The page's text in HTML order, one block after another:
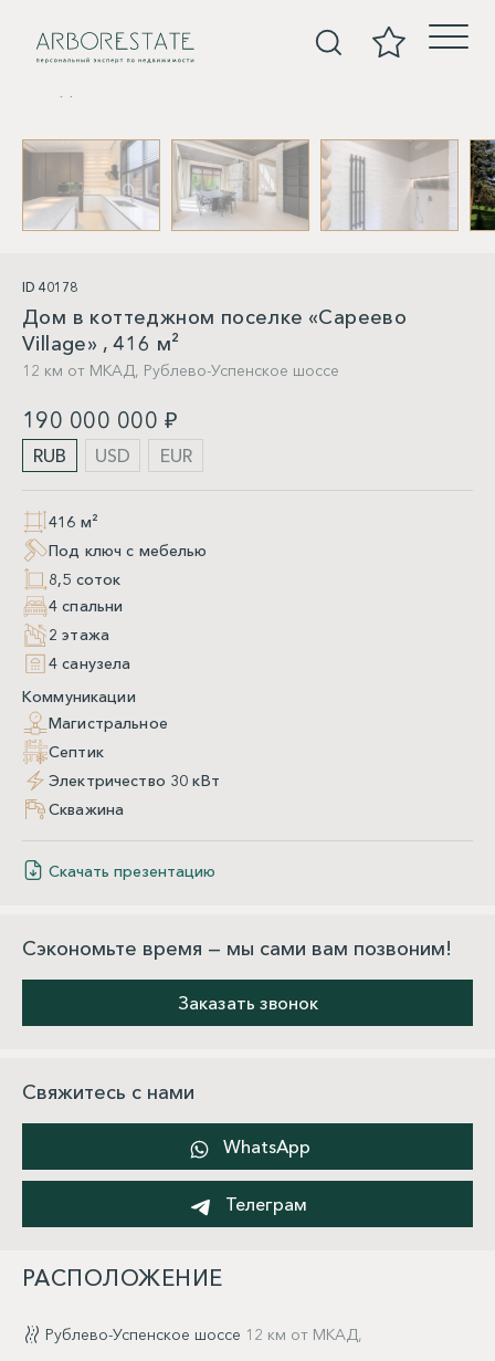
ID 40178
Дом в коттеджном поселке «Сареево
Village» , 416 м²
12 км от МКАД, Рублево-Успенское шоссе
190 000 000 ₽
RUB USD EUR
416 м²
Под ключ с мебелью
8,5 соток
4 спальни
2 этажа
4 санузела
Коммуникации
Магистральное
Септик
Электричество 30 кВт
Скважина
Скачать презентацию
Сэкономьте время — мы сами вам позвоним!
Заказать звонок
Свяжитесь с нами
WhatsApp
Телеграм
РАСПОЛОЖЕНИЕ
Рублево-Успенское шоссе 12 км от МКАД,